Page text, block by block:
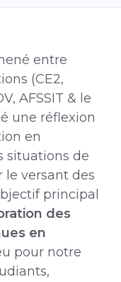
entre
(CE2,
AFSSIT & le
une réflexion
en
situations de
versant des
principal
des
en
pour notre